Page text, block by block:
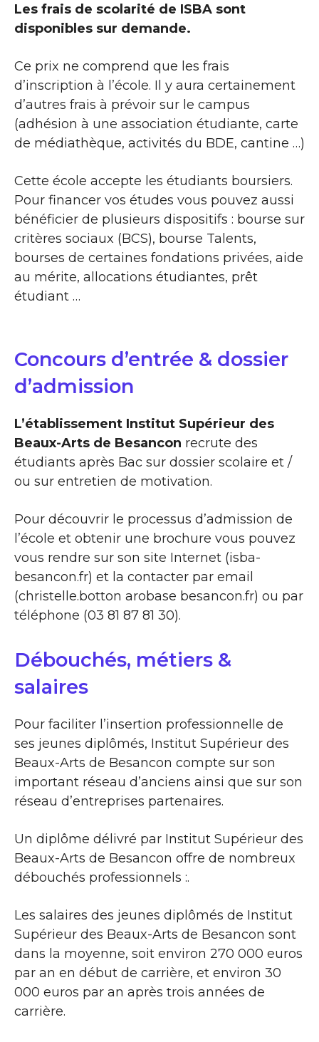
Les frais de scolarité de ISBA sont
disponibles sur demande.
Ce prix ne comprend que les frais
d’inscription à l’école. Il y aura certainement
d’autres frais à prévoir sur le campus
(adhésion à une association étudiante, carte
de médiathèque, activités du BDE, cantine …)
Cette école accepte les étudiants boursiers.
Pour financer vos études vous pouvez aussi
bénéficier de plusieurs dispositifs : bourse sur
critères sociaux (BCS), bourse Talents,
bourses de certaines fondations privées, aide
au mérite, allocations étudiantes, prêt
étudiant …
Concours d’entrée & dossier
d’admission
L’établissement Institut Supérieur des
Beaux-Arts de Besancon recrute des
étudiants après Bac sur dossier scolaire et /
ou sur entretien de motivation.
Pour découvrir le processus d’admission de
l’école et obtenir une brochure vous pouvez
vous rendre sur son site Internet (isba-
besancon.fr) et la contacter par email
(christelle.botton arobase besancon.fr) ou par
téléphone (03 81 87 81 30).
Débouchés, métiers &
salaires
Pour faciliter l’insertion professionnelle de
ses jeunes diplômés, Institut Supérieur des
Beaux-Arts de Besancon compte sur son
important réseau d’anciens ainsi que sur son
réseau d’entreprises partenaires.
Un diplôme délivré par Institut Supérieur des
Beaux-Arts de Besancon offre de nombreux
débouchés professionnels :.
Les salaires des jeunes diplômés de Institut
Supérieur des Beaux-Arts de Besancon sont
dans la moyenne, soit environ 270 000 euros
par an en début de carrière, et environ 30
000 euros par an après trois années de
carrière.